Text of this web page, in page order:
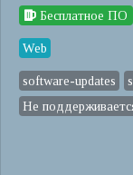
Бесплатное ПО
Web
software-updates
Не